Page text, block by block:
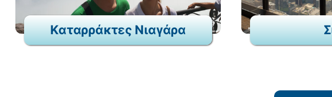
Καταρράκτες Νιαγάρα